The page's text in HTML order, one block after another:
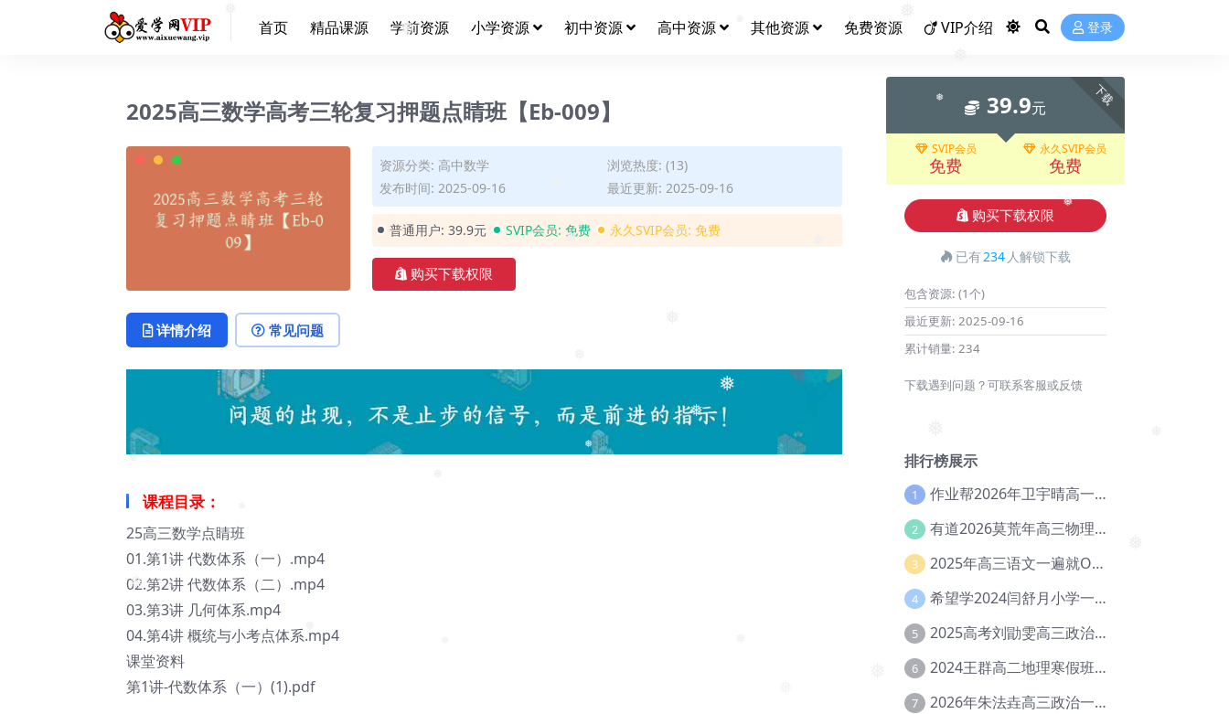
❅
❅
❅
❅
❅
❅
❅
❅
❅
首页 精品课源 学前资源 小学资源 初中资源 高中资源 其他资源 免费资源 VIP介绍 登录
2025高三数学高考三轮复习押题点睛班【Eb-009】
资源分类: 高中数学
浏览热度: (13)
发布时间: 2025-09-16
最近更新: 2025-09-16
普通用户: 39.9元 SVIP会员: 免费 永久SVIP会员: 免费
购买下载权限
详情介绍 常见问题
课程目录：
25高三数学点睛班
01.第1讲 代数体系（一）.mp4
02.第2讲 代数体系（二）.mp4
03.第3讲 几何体系.mp4
04.第4讲 概统与小考点体系.mp4
课堂资料
第1讲-代数体系（一）(1).pdf
下载
39.9元
SVIP会员
免费
永久SVIP会员
免费
购买下载权限
已有234 人解锁下载
包含资源: (1个)
最近更新: 2025-09-16
累计销量: 234
下载遇到问题？可联系客服或反馈
排行榜展示
1 作业帮2026年卫宇晴高一英语s上学期暑假班【冲顶班】【Ec-003】
2 有道2026莫荒年高三物理一轮复习暑假班网课教程【Ef-044】
3 2025年高三语文一遍就OK高中语文体系课【Ea-028】
4 希望学2024闫舒月小学一年级英语视频教程+讲义【Cc-004】
5 2025高考刘勖雯高三政治三轮复习网课教程【Eh-061】
6 2024王群高二地理寒假班教程【Ei-075】
7 2026年朱法垚高三政治一轮复习暑假班【Eh-041】